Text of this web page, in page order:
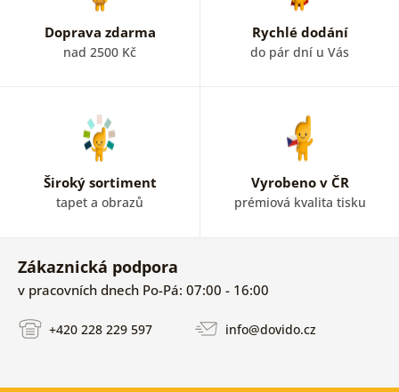
Miluše 16. 05. 2025
Krásné. Není co vytknout.
Jarmila 09. 10. 2023
Doprava zdarma
nad 2500 Kč
Rychlé dodání
do pár dní u Vás
Široký sortiment
tapet a obrazů
Vyrobeno v ČR
prémiová kvalita tisku
Zákaznická podpora
v pracovních dnech Po-Pá: 07:00 - 16:00
+420 228 229 597 info@dovido.cz